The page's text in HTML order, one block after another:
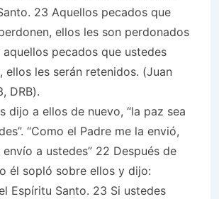
23 Aquellos pecados que
ellos les son perdonados
aquellos pecados que ustedes
ellos les serán retenidos. (Juan
DRB).
dijo a ellos de nuevo, “la paz sea
“Como el Padre me la envió,
a ustedes” 22 Después de
él sopló sobre ellos y dijo:
Espíritu Santo. 23 Si ustedes